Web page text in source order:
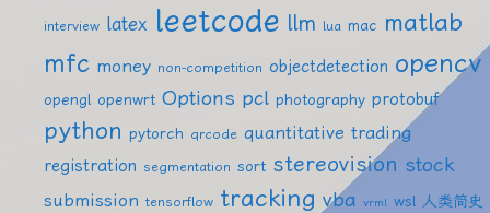
interview latex leetcode llm lua mac matlab
mfc money non-competition objectdetection opencv
opengl openwrt Options pcl photography protobuf
python pytorch qrcode quantitative trading
registration segmentation sort stereovision stock
submission tensorflow tracking vba vrml wsl 人类简史